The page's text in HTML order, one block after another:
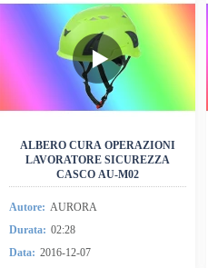
ALBERO CURA OPERAZIONI
LAVORATORE SICUREZZA
CASCO AU-M02
Autore: AURORA
Durata: 02:28
Data: 2016-12-07